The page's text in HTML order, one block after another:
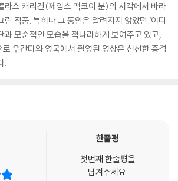
라스 캐리건(제임스 맥코이 분)의 시각에서 바라
작품. 특히나 그 동안은 알려지지 않았던 ‘이디
과 모순적인 모습을 적나라하게 보여주고 있고,
우간다와 영국에서 촬영된 영상은 신선한 충격
.
한줄평
첫번째 한줄평을
남겨주세요.